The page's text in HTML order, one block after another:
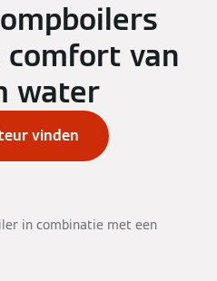
van
water
vinden
in combinatie met een